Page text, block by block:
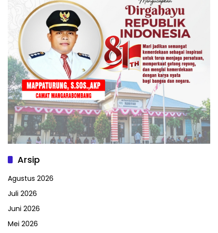
Arsip
Agustus 2026
Juli 2026
Juni 2026
Mei 2026